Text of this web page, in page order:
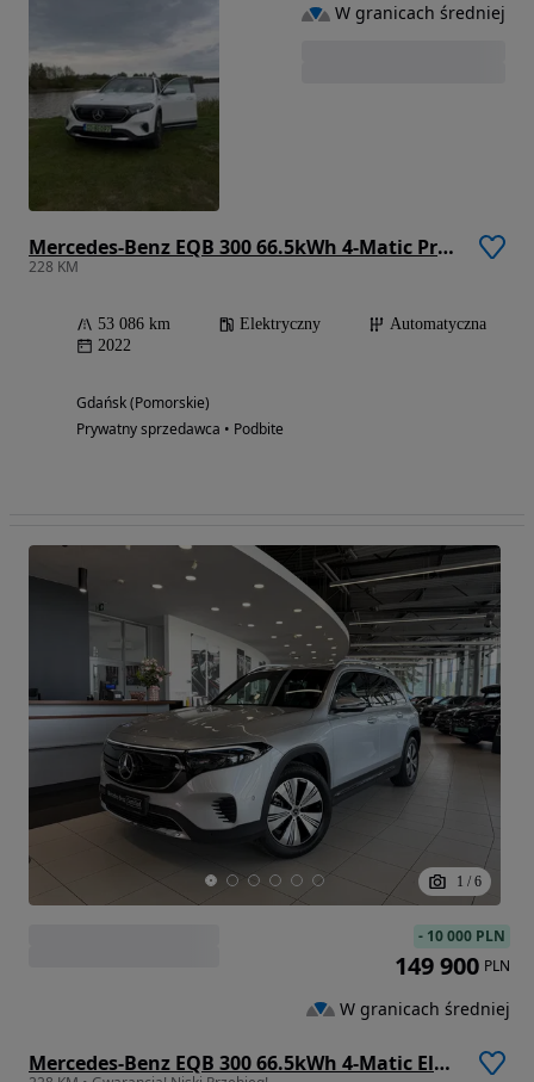
Mercedes-Benz EQB 300 66.5kWh 4-Matic Progressive
228 KM
53 086 km Elektryczny
Automatyczna
2022
Gdańsk (Pomorskie)
Prywatny sprzedawca • Podbite
W granicach średniej
1 / 6
Mercedes-Benz EQB 300 66.5kWh 4-Matic Electric Art
- 10 000 PLN
149 900 PLN
W granicach średniej